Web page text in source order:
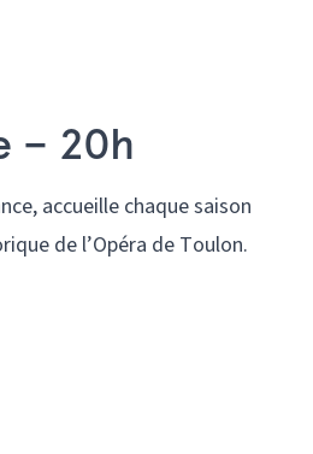
– 20h
accueille chaque saison
de l’Opéra de Toulon.